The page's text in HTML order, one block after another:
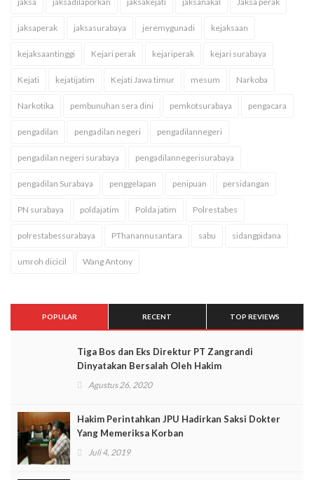
jaksaperak jaksasurabaya jeremygunadi kejaksaan
kejaksaantinggi Kejari perak kejariperak kejari surabaya
Kejati kejatijatim Kejati Jawa timur mesum Narkoba
Narkotika pembunuhan sera dini pemkotsurabaya pengacara
pengadilan pengadilan negeri pengadilannegeri
pengadilan negeri surabaya pengadilannegerisurabaya
pengadilan Surabaya penggelapan penipuan persidangan
PN surabaya poldajatim Polda jatim Polrestabes
polrestabessurabaya PThanannusantara sabu sidangpidana
umroh dicicil Wang Antony
POPULAR RECENT TOP REVIEWS
Tiga Bos dan Eks Direktur PT Zangrandi
Dinyatakan Bersalah Oleh Hakim
Agustus 26, 2020
Hakim Perintahkan JPU Hadirkan Saksi Dokter
Yang Memeriksa Korban
Juli 4, 2019